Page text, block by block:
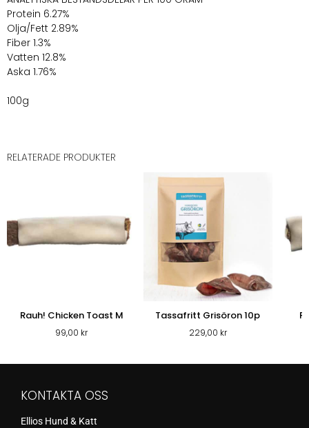
Protein 6.27%
Olja/Fett 2.89%
Fiber 1.3%
Vatten 12.8%
Aska 1.76%
100g
RELATERADE PRODUKTER
Rauh! Chicken Toast M
99,00 kr
Tassafritt Grisöron 10p
229,00 kr
KONTAKTA OSS
Ellios Hund & Katt